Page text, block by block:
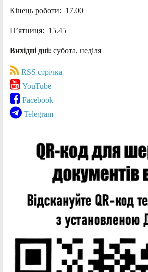
Кінець роботи: 17.00
П’ятниця: 15.45
Вихідні дні: субота, неділя
RSS стрічка
YouTube
Facebook
Telegram